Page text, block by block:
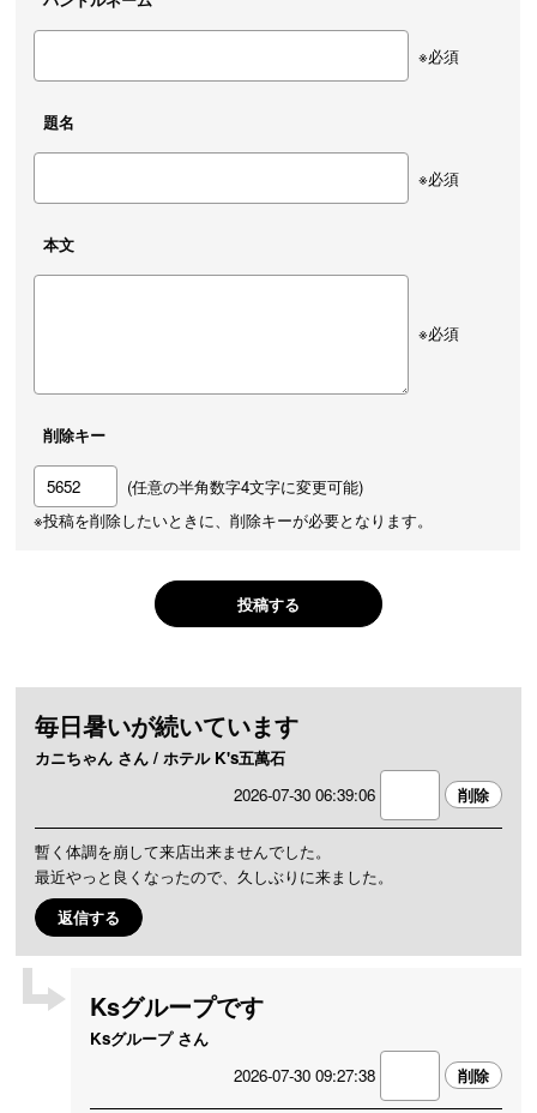
※必須
題名
※必須
本文
※必須
削除キー
(任意の半角数字4文字に変更可能)
※投稿を削除したいときに、削除キーが必要となります。
投稿する
毎日暑いが続いています
カニちゃん さん / ホテル K's五萬石
2026-07-30 06:39:06
暫く体調を崩して来店出来ませんでした。
最近やっと良くなったので、久しぶりに来ました。
返信する
Ksグループです
Ksグループ さん
2026-07-30 09:27:38